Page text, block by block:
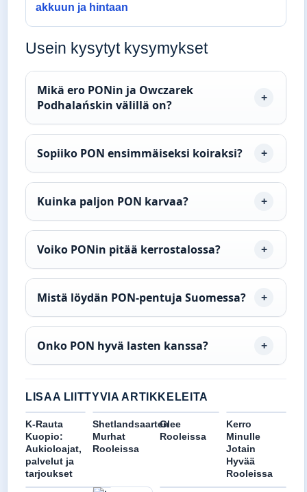
akkuun ja hintaan
Usein kysytyt kysymykset
Mikä ero PONin ja Owczarek
Podhalańskin välillä on?
Sopiiko PON ensimmäiseksi koiraksi?
Kuinka paljon PON karvaa?
Voiko PONin pitää kerrostalossa?
Mistä löydän PON-pentuja Suomessa?
Onko PON hyvä lasten kanssa?
LISAA LIITTYVIA ARTIKKELEITA
K-Rauta
Kuopio:
Aukioloajat,
palvelut ja
tarjoukset
Shetlandsaarten
Murhat
Rooleissa
Glee
Rooleissa
Kerro
Minulle
Jotain
Hyvää
Rooleissa